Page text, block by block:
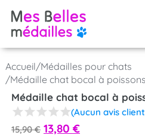
Accueil/Médailles pour chats
/Médaille chat bocal à
Médaille chat bocal à
(Aucun avis
15,90€ 13,80 €